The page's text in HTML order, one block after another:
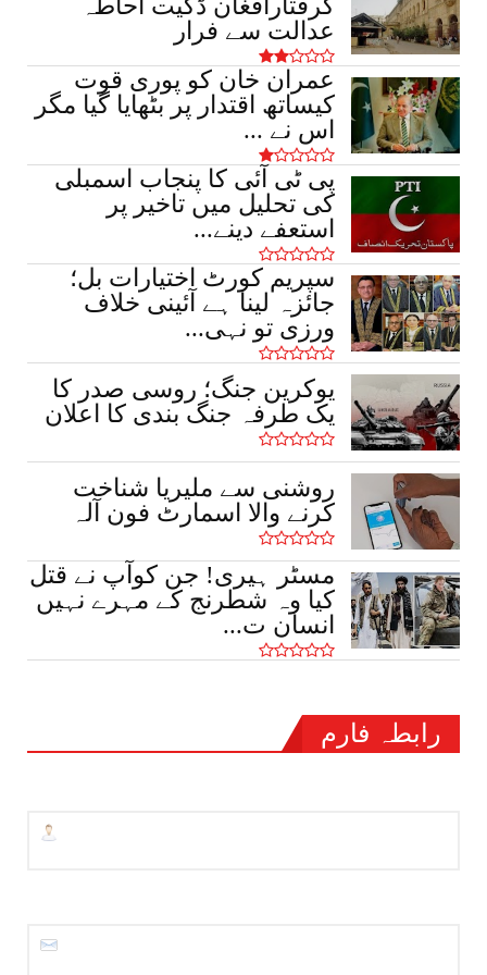
March 17, 2026
گرفتارافغان ڈکیت احاطہ
عدالت سے فرار
عمران خان کو پوری قوت
کیساتھ اقتدار پر بٹھایا گیا مگر
اس نے ...
پی ٹی آئی کا پنجاب اسمبلی
کی تحلیل میں تاخیر پر
استعفے دینے...
سپریم کورٹ اختیارات بل؛
جائزہ لینا ہے آئینی خلاف
ورزی تو نہی...
یوکرین جنگ؛ روسی صدر کا
یک طرفہ جنگ بندی کا اعلان
روشنی سے ملیریا شناخت
کرنے والا اسمارٹ فون آلہ
مسٹر ہیری! جن کوآپ نے قتل
کیا وہ شطرنج کے مہرے نہیں
انسان ت...
رابطہ فارم